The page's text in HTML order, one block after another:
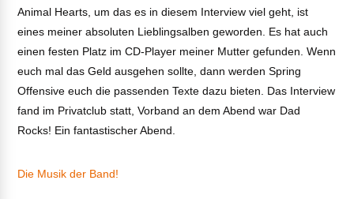
Animal Hearts, um das es in diesem Interview viel geht, ist
eines meiner absoluten Lieblingsalben geworden. Es hat auch
einen festen Platz im CD-Player meiner Mutter gefunden. Wenn
euch mal das Geld ausgehen sollte, dann werden Spring
Offensive euch die passenden Texte dazu bieten. Das Interview
fand im Privatclub statt, Vorband an dem Abend war Dad
Rocks! Ein fantastischer Abend.
Die Musik der Band!